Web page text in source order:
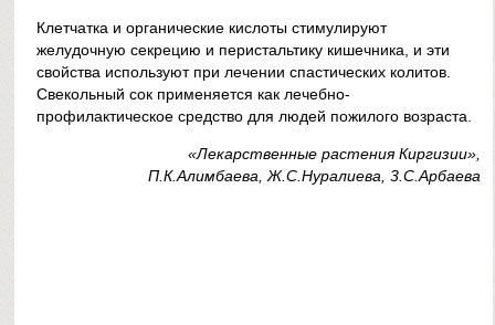
Клетчатка и органические кислоты стимулируют
желудочную секрецию и перистальтику кишечника, и эти
свойства используют при лечении спастических колитов.
Свекольный сок применяется как лечебно-
профилактическое средство для людей пожилого возраста.
«Лекарственные растения Киргизии»,
П.К.Алимбаева, Ж.С.Нуралиева, 3.С.Арбаева